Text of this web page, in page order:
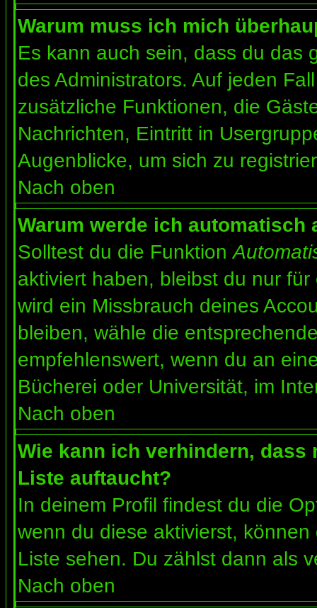
Warum muss ich mich
Es kann auch sein, dass du das
des Administrators. Auf jeden
zusätzliche Funktionen, die
Nachrichten, Eintritt in
Augenblicke, um sich zu
Nach oben
Warum werde ich automatisch
Solltest du die Funktion
aktiviert haben, bleibst du nur
wird ein Missbrauch deines
bleiben, wähle die
empfehlenswert, wenn du an
Bücherei oder Universität, im
Nach oben
Wie kann ich verhindern, dass
Liste auftaucht?
In deinem Profil findest du die
wenn du diese aktivierst,
Liste sehen. Du zählst dann als
Nach oben